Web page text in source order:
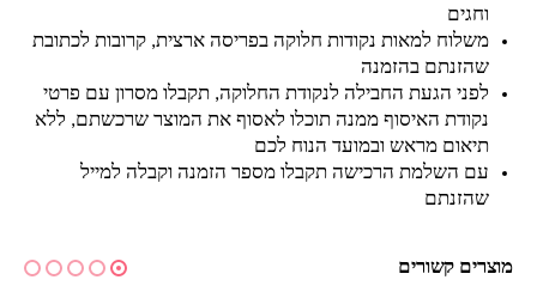
וחגים
משלוח למאות נקודות חלוקה בפריסה ארצית, קרובות לכתובת
שהזנתם בהזמנה
לפני הגעת החבילה לנקודת החלוקה, תקבלו מסרון עם פרטי
נקודת האיסוף ממנה תוכלו לאסוף את המוצר שרכשתם, ללא
תיאום מראש ובמועד הנוח לכם
עם השלמת הרכישה תקבלו מספר הזמנה וקבלה למייל
שהזנתם
מוצרים קשורים